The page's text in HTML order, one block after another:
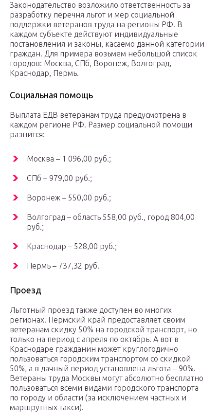
Законодательство возложило ответственность за
разработку перечня льгот и мер социальной
поддержки ветеранов труда на регионы РФ. В
каждом субъекте действуют индивидуальные
постановления и законы, касаемо данной категории
граждан. Для примера возьмем небольшой список
городов: Москва, СПб, Воронеж, Волгоград,
Краснодар, Пермь.
Социальная помощь
Выплата ЕДВ ветеранам труда предусмотрена в
каждом регионе РФ. Размер социальной помощи
разнится:
Москва – 1 096,00 руб.;
СПб – 979,00 руб.;
Воронеж – 550,00 руб.;
Волгоград – область 558,00 руб., город 804,00
руб.;
Краснодар – 528,00 руб.;
Пермь – 737,32 руб.
Проезд
Льготный проезд также доступен во многих
регионах. Пермский край предоставляет своим
ветеранам скидку 50% на городской транспорт, но
только на период с апреля по октябрь. А вот в
Краснодаре гражданин может круглогодично
пользоваться городским транспортом со скидкой
50%, а в дачный период установлена льгота – 90%.
Ветераны труда Москвы могут абсолютно бесплатно
пользоваться всеми видами городского транспорта
по городу и области (за исключением частных и
маршрутных такси).